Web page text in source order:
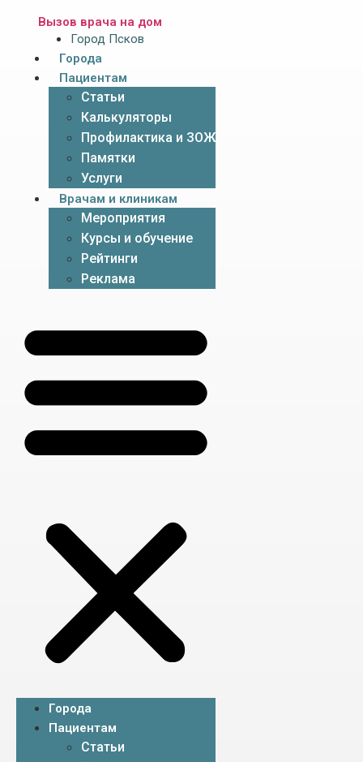
Вызов врача на дом
Город Псков
Города
Пациентам
Статьи
Калькуляторы
Профилактика и ЗОЖ
Памятки
Услуги
Врачам и клиникам
Мероприятия
Курсы и обучение
Рейтинги
Реклама
Города
Пациентам
Статьи